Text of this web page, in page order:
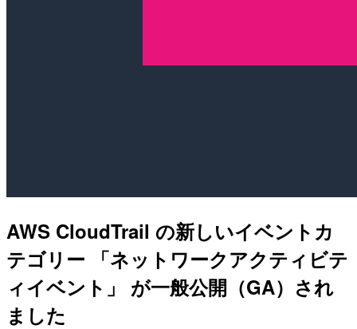
AWS CloudTrail の新しいイベントカ
テゴリー 「ネットワークアクティビテ
ィイベント」 が一般公開（GA）され
ました